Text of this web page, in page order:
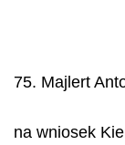
75. Majlert
na wniosek